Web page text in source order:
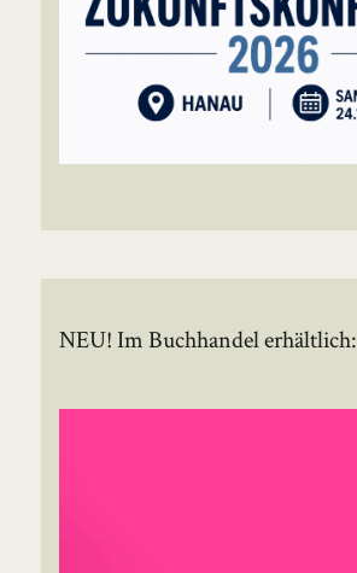
NEU! Im Buchhandel erhältlich: